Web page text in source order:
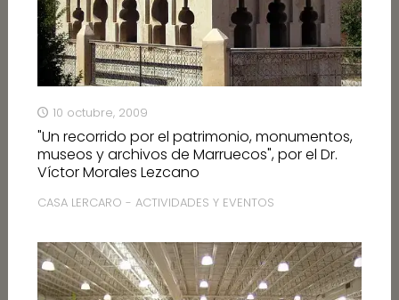
10 octubre, 2009
"Un recorrido por el patrimonio, monumentos,
museos y archivos de Marruecos", por el Dr.
Víctor Morales Lezcano
CASA LERCARO - ACTIVIDADES Y EVENTOS